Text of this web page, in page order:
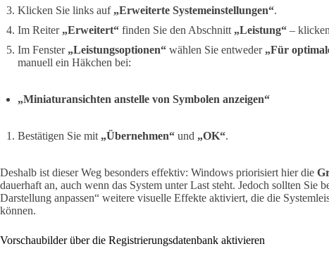
Klicken Sie links auf „Erweiterte Systemeinstellungen“.
Im Reiter „Erweitert“ finden Sie den Abschnitt „Leistung“ –
Im Fenster „Leistungsoptionen“ wählen Sie entweder „Für
manuell ein Häkchen bei:
„Miniaturansichten anstelle von Symbolen anzeigen“
Bestätigen Sie mit „Übernehmen“ und „OK“.
Deshalb ist dieser Weg besonders effektiv: Windows priorisiert hier die
dauerhaft an, auch wenn das System unter Last steht. Jedoch sollten Sie
Darstellung anpassen“ weitere visuelle Effekte aktiviert, die die
können.
Vorschaubilder über die Registrierungsdatenbank aktivieren